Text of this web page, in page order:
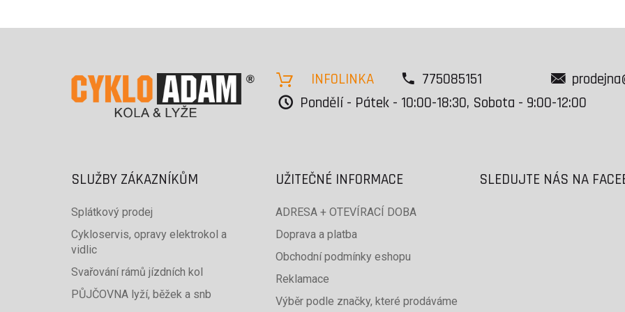
INFOLINKA 775085151
Pondělí - Pátek - 10:00-18:30, Sobota - 9:00-12:00
SLUŽBY ZÁKAZNÍKŮM
Splátkový prodej
Cykloservis, opravy elektrokol a
vidlic
Svařování rámů jízdních kol
PŮJČOVNA lyží, běžek a snb
UŽITEČNÉ INFORMACE
ADRESA + OTEVÍRACÍ DOBA
Doprava a platba
Obchodní podmínky eshopu
Reklamace
Výběr podle značky, které prodáváme
SLEDUJTE NÁS NA